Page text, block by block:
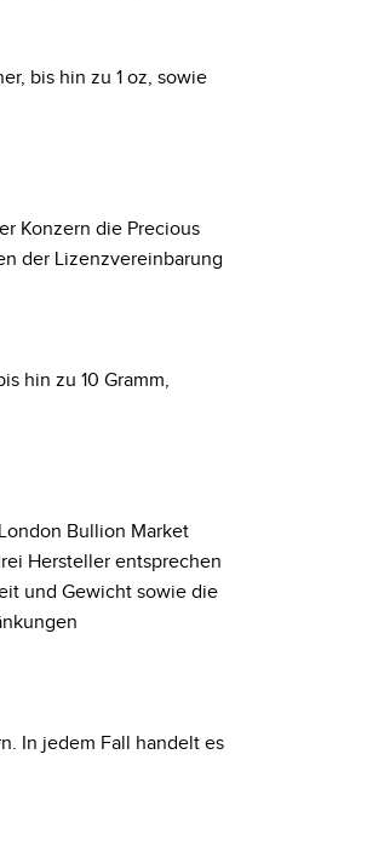
bis hin zu 1 oz, sowie
Konzern die Precious
der Lizenzvereinbarung
hin zu 10 Gramm,
Bullion Market
Hersteller entsprechen
und Gewicht sowie die
In jedem Fall handelt es